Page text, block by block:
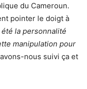
du Cameroun.
pointer le doigt à
la personnalité
manipulation pour
nous suivi ça et